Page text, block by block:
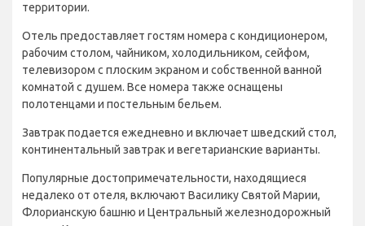
территории.
Отель предоставляет гостям номера с кондиционером,
рабочим столом, чайником, холодильником, сейфом,
телевизором с плоским экраном и собственной ванной
комнатой с душем. Все номера также оснащены
полотенцами и постельным бельем.
Завтрак подается ежедневно и включает шведский стол,
континентальный завтрак и вегетарианские варианты.
Популярные достопримечательности, находящиеся
недалеко от отеля, включают Василику Святой Марии,
Флорианскую башню и Центральный железнодорожный